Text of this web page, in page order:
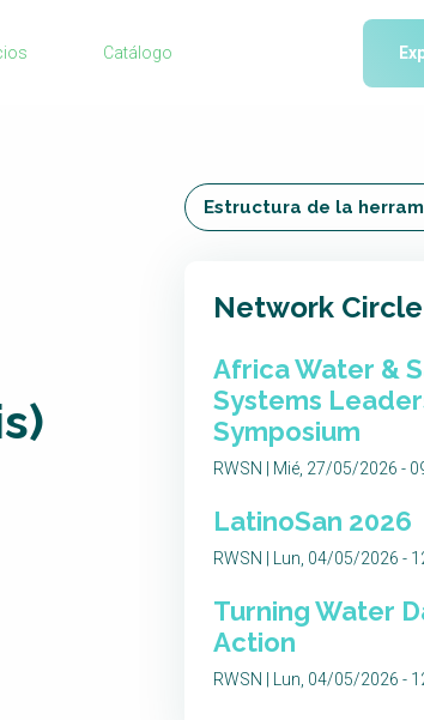
Water Reporting and
Arctic WASH Online
saneamiento sostenible
Water &
and Reuse in India
Catálogo
Estructura de la
Network
Africa Water &
Systems
Symposium
RWSN | Mié, 27/05/2026 -
LatinoSan 2026
RWSN | Lun, 04/05/2026 -
Turning Water
Action
RWSN | Lun, 04/05/2026 -